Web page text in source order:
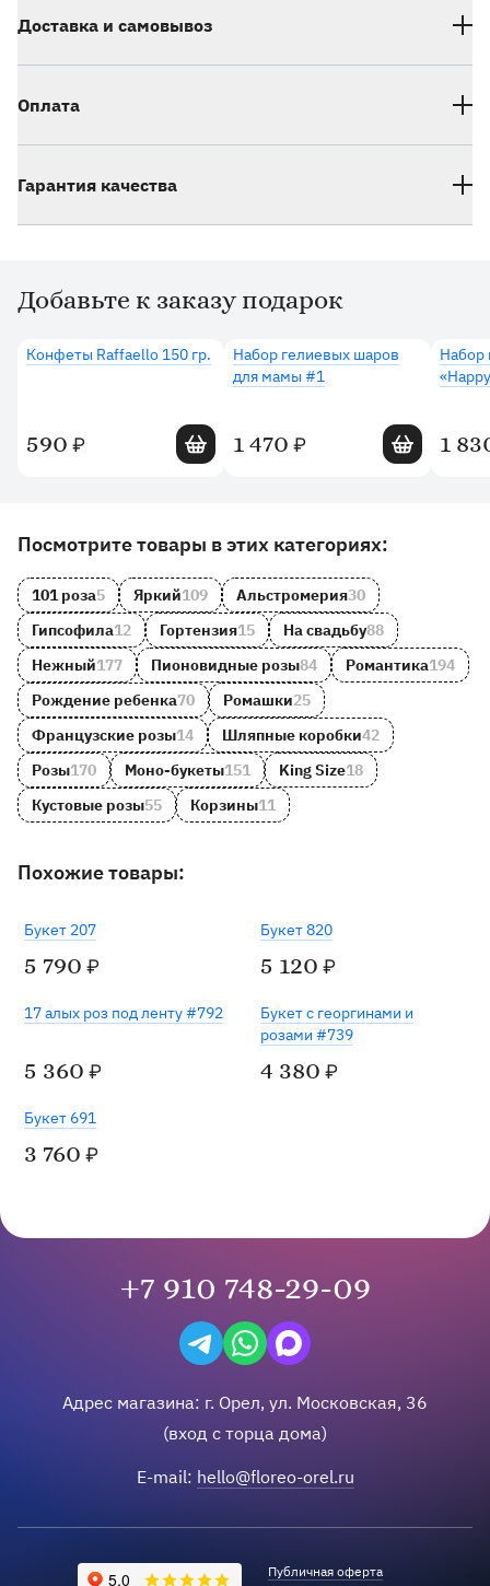
Доставка и самовывоз
Оплата
Гарантия качества
Дополнительные товары
Добавьте к заказу подарок
Конфеты Raffaello 150 гр.
590 ₽ Добавить в корзину
Набор гелиевых шаров
для мамы #1
1 470 ₽ Добавить в
Набор
1
Другие товары и категории на сайте
Посмотрите товары в этих категориях:
101 роза5 Яркий109 Альстромерия30
Гипсофила12 Гортензия15 На свадьбу88
Нежный177 Пионовидные розы84 Романтика194
Рождение ребенка70 Ромашки25
Французские розы14 Шляпные коробки42
Розы170 Моно-букеты151 King Size18
Кустовые розы55 Корзины11
Похожие товары:
Букет 207
5 790 ₽
Букет 820
5 120 ₽
17 алых роз под ленту #792
5 360 ₽
Букет с георгинами и
розами #739
4 380 ₽
Букет 691
3 760 ₽
+7 910 748-29-09
Написать в Telegram
Написать на WhatsApp
Написать в Max
Адрес магазина: г. Орел, ул. Московская, 36
(вход с торца дома)
E-mail: hello@floreo-orel.ru
Публичная оферта